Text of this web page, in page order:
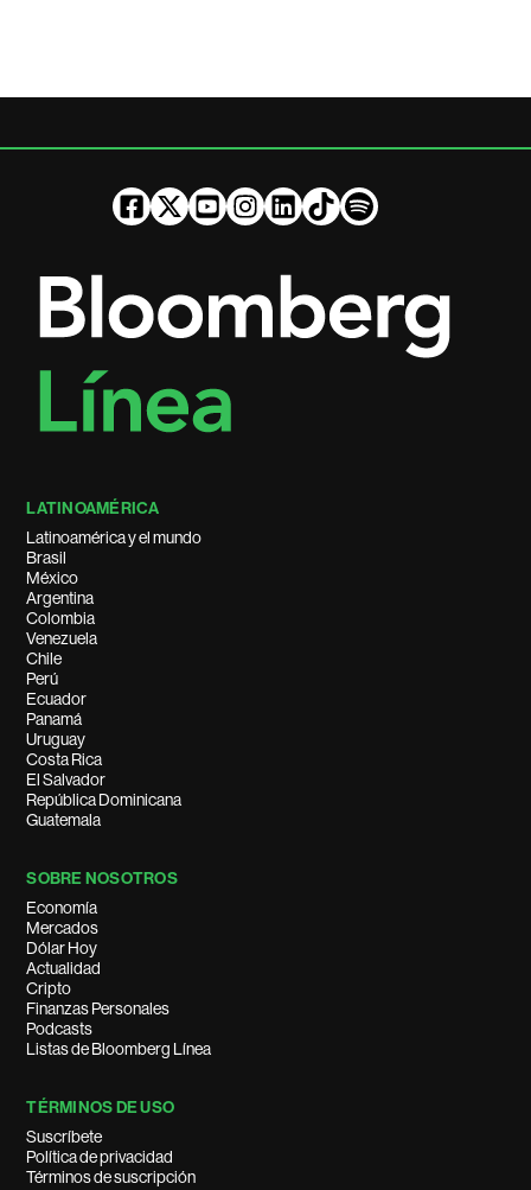
LATINOAMÉRICA
Latinoamérica y el mundo
Brasil
México
Argentina
Colombia
Venezuela
Chile
Perú
Ecuador
Panamá
Uruguay
Costa Rica
El Salvador
República Dominicana
Guatemala
SOBRE NOSOTROS
Economía
Mercados
Dólar Hoy
Actualidad
Cripto
Finanzas Personales
Podcasts
Listas de Bloomberg Línea
TÉRMINOS DE USO
Suscríbete
Política de privacidad
Términos de suscripción